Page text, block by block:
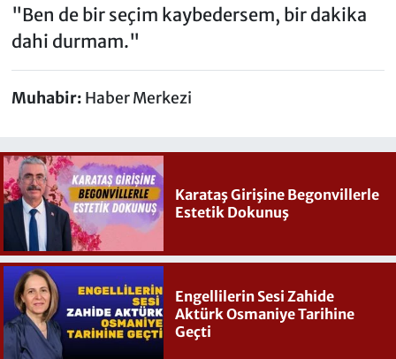
"Ben de bir seçim kaybedersem, bir dakika
dahi durmam."
Muhabir: Haber Merkezi
Karataş Girişine Begonvillerle
Estetik Dokunuş
Engellilerin Sesi Zahide
Aktürk Osmaniye Tarihine
Geçti